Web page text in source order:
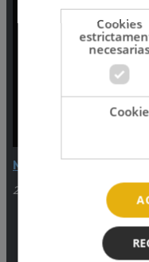
Música Continuada
2:00am - 8:00am
Cookies